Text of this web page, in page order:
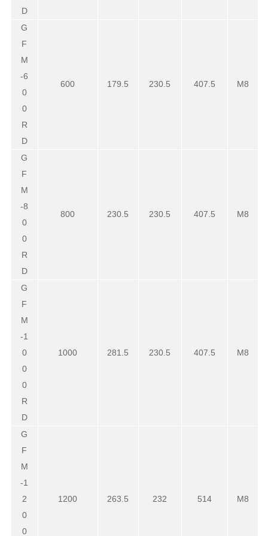
D
G
F
M
-6
0
0
R
D
600 179.5 230.5 407.5 M8
G
F
M
-8
0
0
R
D
800 230.5 230.5 407.5 M8
G
F
M
-1
0
0
0
R
D
1000 281.5 230.5 407.5 M8
G
F
M
-1
2
0
0
1200 263.5 232 514 M8